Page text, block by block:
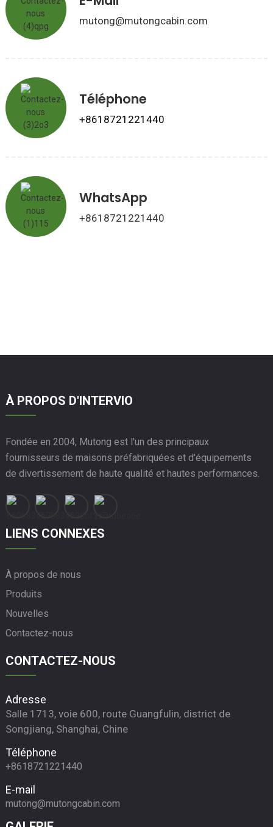
mutong@mutongcabin.com
Téléphone
+8618721221440
WhatsApp
+8618721221440
À PROPOS D'INTERVIO
Fondée en 2004, Mutong est l'un des principaux
fournisseurs de maisons préfabriquées et d'équipements
de divertissement de haute qualité et hautes performances.
LIENS CONNEXES
À propos de nous
Produits
Nouvelles
Contactez-nous
CONTACTEZ-NOUS
Adresse
Salle 1713, voie 600, route Guangfulin, district de
Songjiang, Shanghai, Chine
Téléphone
+8618721221440
E-mail
mutong@mutongcabin.com